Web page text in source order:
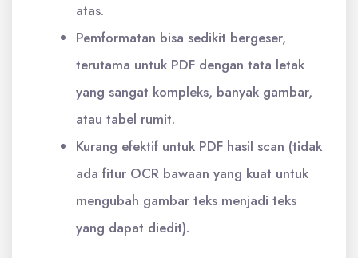
atas.
Pemformatan bisa sedikit bergeser,
terutama untuk PDF dengan tata letak
yang sangat kompleks, banyak gambar,
atau tabel rumit.
Kurang efektif untuk PDF hasil scan (tidak
ada fitur OCR bawaan yang kuat untuk
mengubah gambar teks menjadi teks
yang dapat diedit).